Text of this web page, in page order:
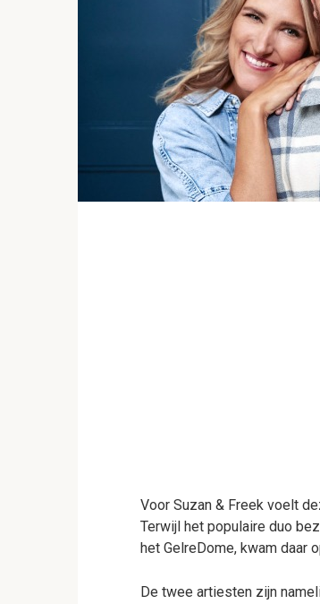
Voor Suzan & Freek voelt
Terwijl het populaire duo
het GelreDome, kwam daar
De twee artiesten zijn